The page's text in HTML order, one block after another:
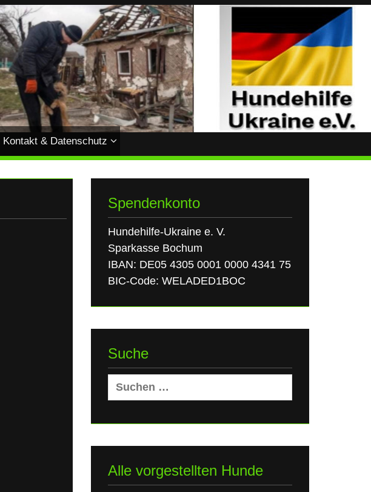
Kontakt & Datenschutz
Spendenkonto
Hundehilfe-Ukraine e. V.
Sparkasse Bochum
IBAN: DE05 4305 0001 0000 4341 75
BIC-Code: WELADED1BOC
Suche
Suchen
nach:
Alle vorgestellten Hunde